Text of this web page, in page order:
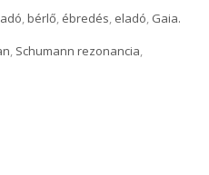
,bérlő, ébredés, eladó, Gaia.
, Schumann rezonancia,